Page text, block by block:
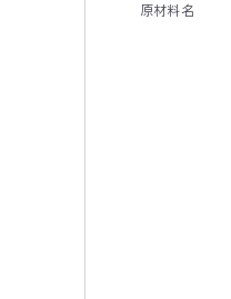
原材料名